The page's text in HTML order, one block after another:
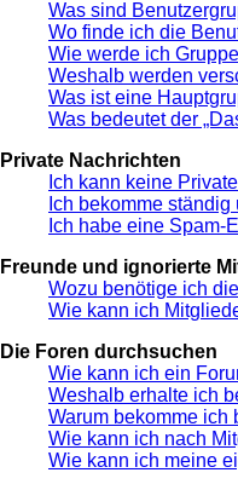
Was sind
Wo finde ich die
Wie werde ich
Weshalb werden
Was ist eine
Was bedeutet der
Private Nachrichten
Ich kann keine
Ich bekomme
Ich habe eine Spam-
Freunde und ignorierte
Wozu benötige ich
Wie kann ich
Die Foren durchsuchen
Wie kann ich ein
Weshalb erhalte ich
Warum bekomme ich
Wie kann ich nach
Wie kann ich meine